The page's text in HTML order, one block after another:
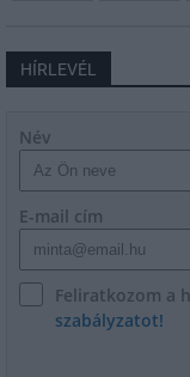
HÍRLEVÉL
Név
E-mail cím
Feliratkozom a
szabályzatot!